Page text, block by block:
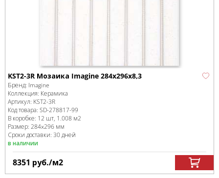
KST2-3R Мозаика Imagine 284x296x8,3
Бренд: Imagine
Коллекция: Керамика
Артикул: KST2-3R
Код товара: SD-278817-99
В коробке: 12 шт, 1.008 м2
Размер: 284x296 мм
Сроки доставки: 30 дней
в наличии
8351 руб./м2